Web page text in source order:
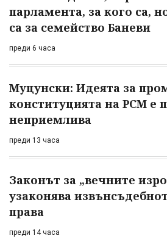
парламента, за кого са,
са за семейство Баневи
преди 6 часа
Муцунски: Идеята за
конституцията на РСМ е
неприемлива
преди 13 часа
Законът за „вечните
узаконява
права
преди 14 часа